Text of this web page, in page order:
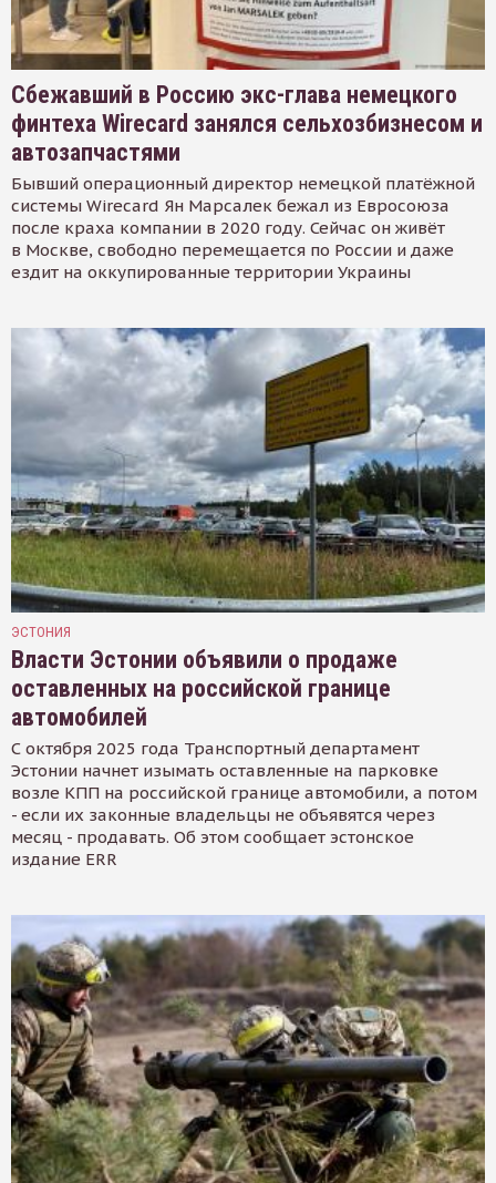
Сбежавший в Россию экс-глава немецкого
финтеха Wirecard занялся сельхозбизнесом и
автозапчастями
Бывший операционный директор немецкой платёжной
системы Wirecard Ян Марсалек бежал из Евросоюза
после краха компании в 2020 году. Сейчас он живёт
в Москве, свободно перемещается по России и даже
ездит на оккупированные территории Украины
ЭСТОНИЯ
Власти Эстонии объявили о продаже
оставленных на российской границе
автомобилей
С октября 2025 года Транспортный департамент
Эстонии начнет изымать оставленные на парковке
возле КПП на российской границе автомобили, а потом
- если их законные владельцы не объявятся через
месяц - продавать. Об этом сообщает эстонское
издание ERR